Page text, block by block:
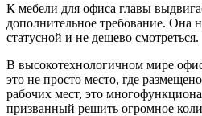
К мебели для офиса главы
дополнительное требование. Она
статусной и не дешево смотреться.
В высокотехнологичном мире
это не просто место, где
рабочих мест, это
призванный решить огромное